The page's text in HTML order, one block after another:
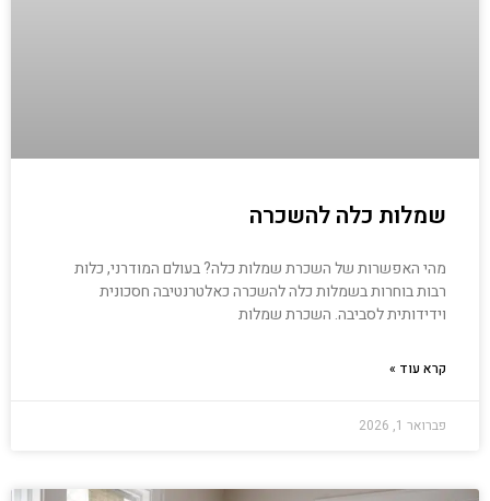
שמלות כלה להשכרה
מהי האפשרות של השכרת שמלות כלה? בעולם המודרני, כלות
רבות בוחרות בשמלות כלה להשכרה כאלטרנטיבה חסכונית
וידידותית לסביבה. השכרת שמלות
קרא עוד »
פברואר 1, 2026